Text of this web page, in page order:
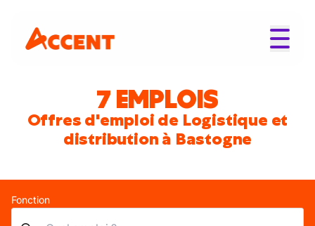
7 EMPLOIS
Offres d'emploi de Logistique et
distribution à Bastogne
Fonction